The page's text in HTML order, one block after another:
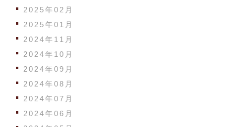
2025年02月
2025年01月
2024年11月
2024年10月
2024年09月
2024年08月
2024年07月
2024年06月